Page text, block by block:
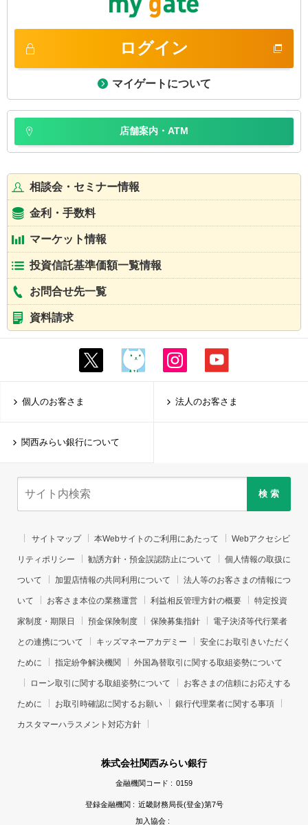
ログイン
マイゲートについて
店舗案内・ATM
相談会・セミナー情報
金利・手数料
マーケット情報
投資信託基準価額一覧情報
お問合せ先一覧
資料請求
個人のお客さま 法人のお客さま
関西みらい銀行について
検 索
サイトマップ 本Webサイトのご利用にあたって Webアクセシビ
リティポリシー 勧誘方針・預金誤認防止について 個人情報の取扱に
ついて 加盟店情報の共同利用について 法人等のお客さまの情報につ
いて お客さま本位の業務運営 利益相反管理方針の概要 特定投資
家制度・期限日 預金保険制度 保険募集指針 電子決済等代行業者
との連携について キッズマネーアカデミー 安全にお取引きいただく
ために 指定紛争解決機関 外国為替取引に関する取組姿勢について
ローン取引に関する取組姿勢について お客さまの信頼にお応えする
ために お取引時確認に関するお願い 銀行代理業者に関する事項
カスタマーハラスメント対応方針
株式会社関西みらい銀行
金融機関コード : 0159
登録金融機関 : 近畿財務局長(登金)第7号
加入協会 :